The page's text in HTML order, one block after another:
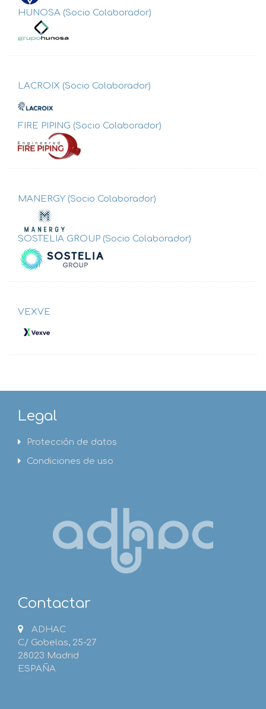
HUNOSA (Socio Colaborador)
LACROIX (Socio Colaborador)
FIRE PIPING (Socio Colaborador)
MANERGY (Socio Colaborador)
SOSTELIA GROUP (Socio Colaborador)
VEXVE
Legal
Protección de datos
Condiciones de uso
Contactar
ADHAC
C/ Gobelas, 25-27
28023 Madrid
ESPAÑA